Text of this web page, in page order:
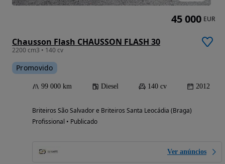
Chausson Flash CHAUSSON FLASH 30
2200 cm3 • 140 cv
Promovido
99 000 km Diesel 140 cv 2012
Briteiros São Salvador e Briteiros Santa Leocádia (Braga)
Profissional • Publicado
Ver anúncios
45 000 EUR